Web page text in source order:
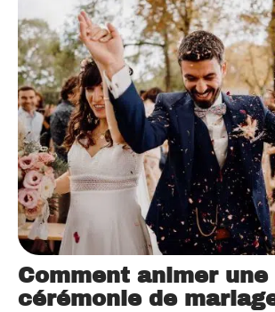
Comment animer une
cérémonie de